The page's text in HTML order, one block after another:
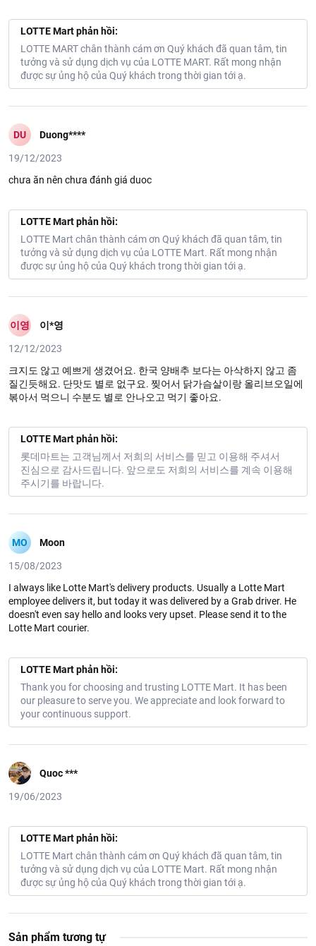
https://www.lottemart.vn/vi-nsg/faq/39
https://www.lottemart.vn/vi-nsg/faq/85
LOTTE Mart phản hồi:
LOTTE MART chân thành cám ơn Quý khách đã quan tâm, tin
tưởng và sử dụng dịch vụ của LOTTE MART. Rất mong nhận
được sự ủng hộ của Quý khách trong thời gian tới ạ.
DU Duong****
19/12/2023
chưa ăn nên chưa đánh giá duoc
LOTTE Mart phản hồi:
LOTTE Mart chân thành cám ơn Quý khách đã quan tâm, tin
tưởng và sử dụng dịch vụ của LOTTE Mart. Rất mong nhận
được sự ủng hộ của Quý khách trong thời gian tới ạ.
이영 이*영
12/12/2023
크지도 않고 예쁘게 생겼어요. 한국 양배추 보다는 아삭하지 않고 좀
질긴듯해요. 단맛도 별로 없구요. 찢어서 닭가슴살이랑 올리브오일에
볶아서 먹으니 수분도 별로 안나오고 먹기 좋아요.
LOTTE Mart phản hồi:
롯데마트는 고객님께서 저희의 서비스를 믿고 이용해 주셔서
진심으로 감사드립니다. 앞으로도 저희의 서비스를 계속 이용해
주시기를 바랍니다.
MO Moon
15/08/2023
I always like Lotte Mart's delivery products. Usually a Lotte Mart
employee delivers it, but today it was delivered by a Grab driver. He
doesn't even say hello and looks very upset. Please send it to the
Lotte Mart courier.
LOTTE Mart phản hồi:
Thank you for choosing and trusting LOTTE Mart. It has been
our pleasure to serve you. We appreciate and look forward to
your continuous support.
Quoc ***
19/06/2023
LOTTE Mart phản hồi:
LOTTE Mart chân thành cám ơn Quý khách đã quan tâm, tin
tưởng và sử dụng dịch vụ của LOTTE Mart. Rất mong nhận
được sự ủng hộ của Quý khách trong thời gian tới ạ.
Sản phẩm tương tự